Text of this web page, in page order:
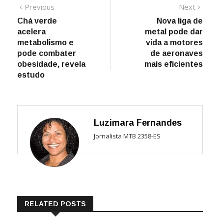
Navegação
de
Post
Previous
post:
Chá verde
acelera
metabolismo e
pode combater
obesidade, revela
estudo
Next
Nova liga de
metal pode dar
vida a motores
de aeronaves
mais eficientes
Luzimara Fernandes
Jornalista MTB 2358-ES
RELATED POSTS